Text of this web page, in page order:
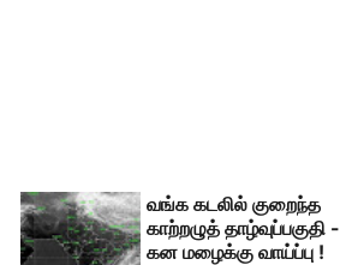
வங்க கடலில் குறைந்த
காற்றழுத் தாழ்வுப்பகுதி -
கன மழைக்கு வாய்ப்பு !